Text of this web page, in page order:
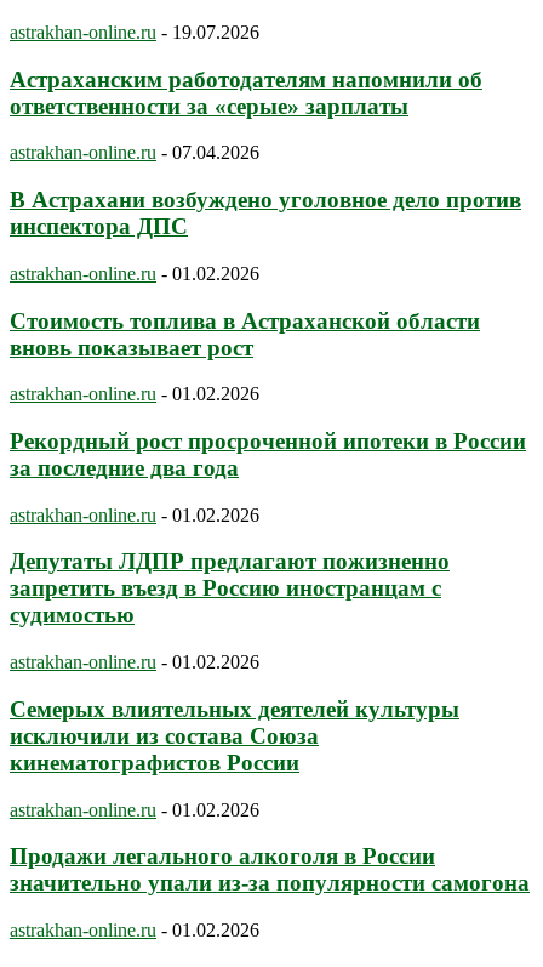
astrakhan-online.ru - 19.07.2026
Астраханским работодателям напомнили об
ответственности за «серые» зарплаты
astrakhan-online.ru - 07.04.2026
В Астрахани возбуждено уголовное дело против
инспектора ДПС
astrakhan-online.ru - 01.02.2026
Стоимость топлива в Астраханской области
вновь показывает рост
astrakhan-online.ru - 01.02.2026
Рекордный рост просроченной ипотеки в России
за последние два года
astrakhan-online.ru - 01.02.2026
Депутаты ЛДПР предлагают пожизненно
запретить въезд в Россию иностранцам с
судимостью
astrakhan-online.ru - 01.02.2026
Семерых влиятельных деятелей культуры
исключили из состава Союза
кинематографистов России
astrakhan-online.ru - 01.02.2026
Продажи легального алкоголя в России
значительно упали из-за популярности самогона
astrakhan-online.ru - 01.02.2026